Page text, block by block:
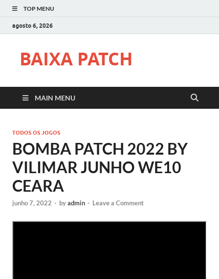
TOP MENU
agosto 6, 2026
BAIXA PATCH
MAIN MENU
TODOS OS JOGOS
BOMBA PATCH 2022 BY
VILIMAR JUNHO WE10
CEARA
junho 7, 2022 - byadmin - Leave a Comment